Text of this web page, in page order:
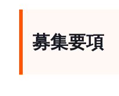
募集要項